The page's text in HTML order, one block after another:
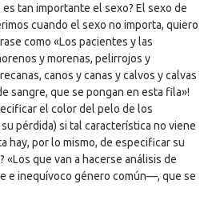
tan importante el sexo? El sexo de
cuando el sexo no importa, quiero
como «Los pacientes y las
y morenas, pelirrojos y
canos y canas y calvos y calvas
sangre, que se pongan en esta fila»!
el color del pelo de los
pérdida) si tal característica no viene
hay, por lo mismo, de especificar su
que van a hacerse análisis de
e inequívoco género común—, que se